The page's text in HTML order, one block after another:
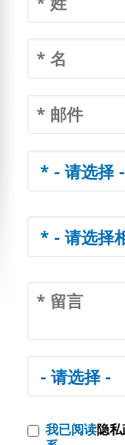
我已阅读隐